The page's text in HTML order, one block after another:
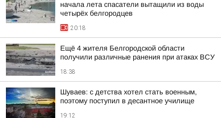
начала лета спасатели вытащили из воды
четырёх белгородцев
20:18
Ещё 4 жителя Белгородской области
получили различные ранения при атаках ВСУ
18:38
Шуваев: с детства хотел стать военным,
поэтому поступил в десантное училище
19:12